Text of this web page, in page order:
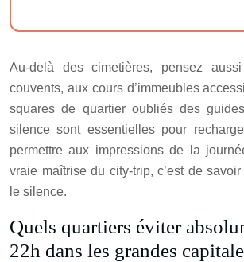
Au-delà des cimetières, pensez
couvents, aux cours d’immeubles
squares de quartier oubliés des
silence sont essentielles pour
permettre aux impressions de la
vraie maîtrise du city-trip, c’est de
le silence.
Quels quartiers éviter
22h dans les grandes